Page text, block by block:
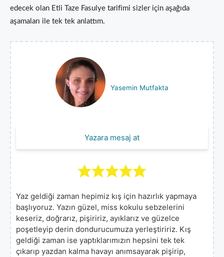
edecek olan Etli Taze Fasulye tarifimi sizler için aşağıda
aşamaları ile tek tek anlattım.
Yasemin Mutfakta
Yazara mesaj at
Yaz geldiği zaman hepimiz kış için hazırlık yapmaya
başlıyoruz. Yazın güzel, miss kokulu sebzelerini
keseriz, doğrarız, pişiririz, ayıklarız ve güzelce
poşetleyip derin dondurucumuza yerleştiririz. Kış
geldiği zaman ise yaptıklarımızın hepsini tek tek
çıkarıp yazdan kalma havayı anımsayarak pişirip,